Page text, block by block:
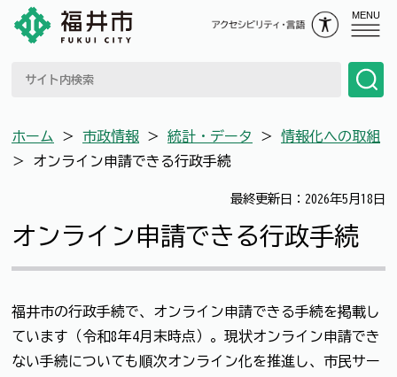
MENU
ホーム ＞ 市政情報 ＞ 統計・データ ＞ 情報化への取組
＞ オンライン申請できる行政手続
最終更新日：2026年5月18日
オンライン申請できる行政手続
福井市の行政手続で、オンライン申請できる手続を掲載し
ています（令和8年4月末時点）。現状オンライン申請でき
ない手続についても順次オンライン化を推進し、市民サー